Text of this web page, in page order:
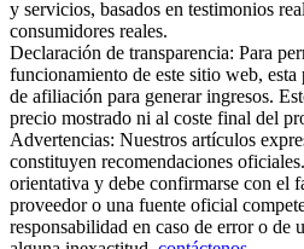
consumidores reales.
Declaración de transparencia: Para
funcionamiento de este sitio web, esta
de afiliación para generar ingresos.
precio mostrado ni al coste final del
Advertencias: Nuestros artículos
constituyen recomendaciones
orientativa y debe confirmarse con el
proveedor o una fuente oficial
responsabilidad en caso de error o de
alguna inexactitud,contáctenos.